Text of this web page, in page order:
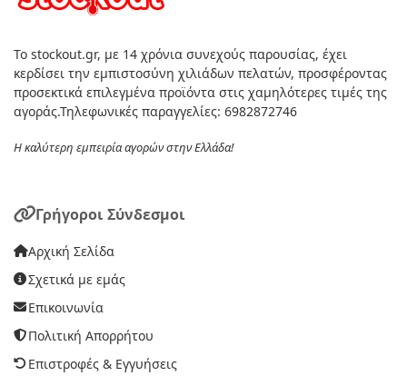
Το stockout.gr, με 14 χρόνια συνεχούς παρουσίας, έχει
κερδίσει την εμπιστοσύνη χιλιάδων πελατών, προσφέροντας
προσεκτικά επιλεγμένα προϊόντα στις χαμηλότερες τιμές της
αγοράς.Τηλεφωνικές παραγγελίες: 6982872746
Η καλύτερη εμπειρία αγορών στην Ελλάδα!
Γρήγοροι Σύνδεσμοι
Αρχική Σελίδα
Σχετικά με εμάς
Επικοινωνία
Πολιτική Απορρήτου
Επιστροφές & Εγγυήσεις